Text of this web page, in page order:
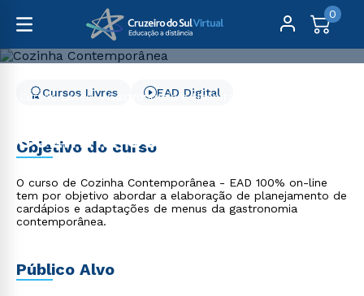
0
Cursos Livres
Gastronomia e Hospitalidade
Cozinha Contemporânea
Cursos Livres EAD Digital
Objetivo do curso
O curso de Cozinha Contemporânea - EAD 100% on-line
tem por objetivo abordar a elaboração de planejamento de
cardápios e adaptações de menus da gastronomia
contemporânea.
Público Alvo